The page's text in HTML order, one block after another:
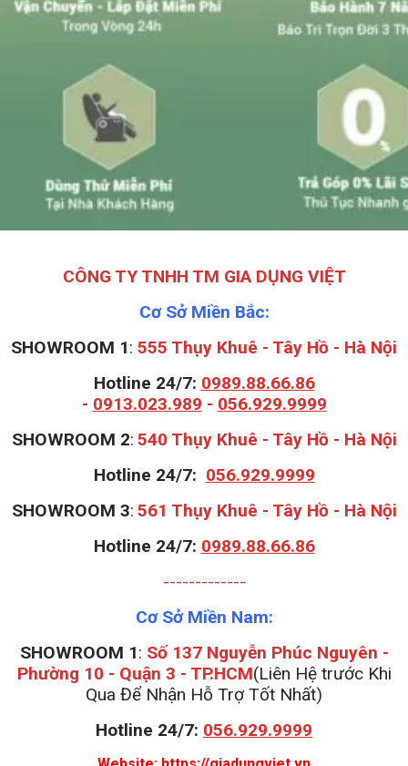
CÔNG TY TNHH TM GIA DỤNG VIỆT
Cơ Sở Miền Bắc:
SHOWROOM 1: 555 Thụy Khuê - Tây Hồ - Hà Nội
Hotline 24/7: 0989.88.66.86
- 0913.023.989 - 056.929.9999
SHOWROOM 2: 540 Thụy Khuê - Tây Hồ - Hà Nội
Hotline 24/7: 056.929.9999
SHOWROOM 3: 561 Thụy Khuê - Tây Hồ - Hà Nội
Hotline 24/7: 0989.88.66.86
-------------
Cơ Sở Miền Nam:
SHOWROOM 1: Số 137 Nguyễn Phúc Nguyên -
Phường 10 - Quận 3 - TP.HCM(Liên Hệ trước Khi
Qua Để Nhận Hỗ Trợ Tốt Nhất)
Hotline 24/7: 056.929.9999